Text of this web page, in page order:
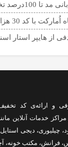
تخفیف
30 هزار تومانی اکالا
از هایپر استار
و ارائه‌یکد
خدمات آنلاین
، چیلیوری، دیجی استایل
، فرانش، مکتب خونه،